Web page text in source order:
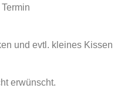
und evtl. kleines Kissen
erwünscht.